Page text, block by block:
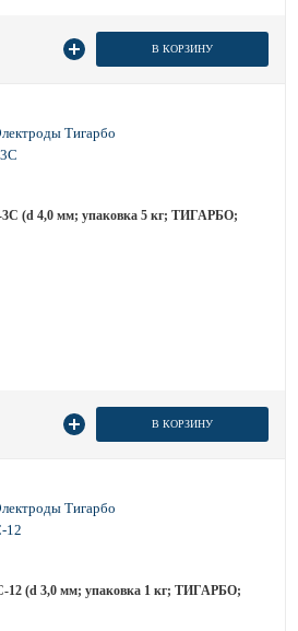
В КОРЗИНУ
(d 4,0 мм; упаковка 5 кг; ТИГАРБО;
В КОРЗИНУ
12 (d 3,0 мм; упаковка 1 кг; ТИГАРБО;